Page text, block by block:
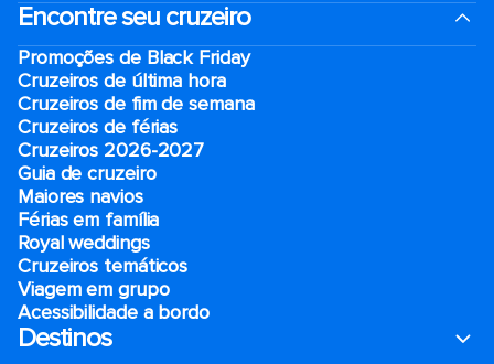
Encontre seu cruzeiro
Promoções de Black Friday
Cruzeiros de última hora
Cruzeiros de fim de semana
Cruzeiros de férias
Cruzeiros 2026-2027
Guia de cruzeiro
Maiores navios
Férias em família
Royal weddings
Cruzeiros temáticos
Viagem em grupo
Acessibilidade a bordo
Destinos